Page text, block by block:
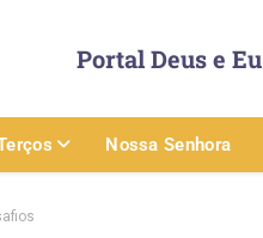
Portal Deus e Eu
Nossa Senhora